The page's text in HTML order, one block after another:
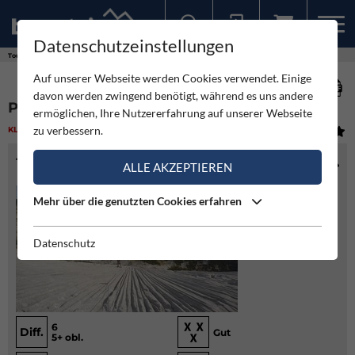
Touren
PLATTENEUPHORIE - NOCKPLATTE
KLETTERN MITTEL
TOURENINFO
Diff.
6
5+ obl.
Gut
Datenschutzeinstellungen
Auf unserer Webseite werden Cookies verwendet. Einige
davon werden zwingend benötigt, während es uns andere
ermöglichen, Ihre Nutzererfahrung auf unserer Webseite
zu verbessern.
ALLE AKZEPTIEREN
Mehr über die genutzten Cookies erfahren
Datenschutz